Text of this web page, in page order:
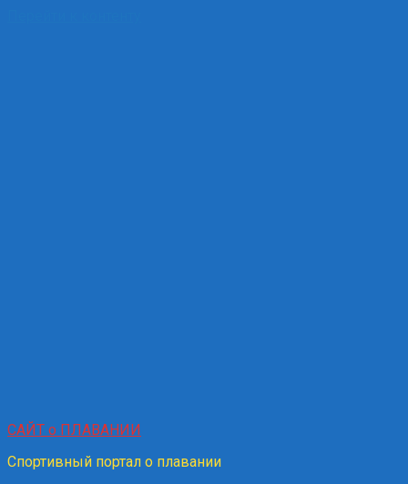
САЙТ о ПЛАВАНИИ
Спортивный портал о плавании